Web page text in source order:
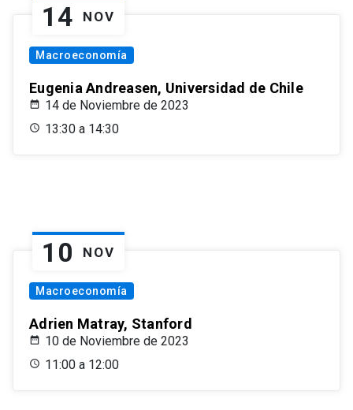
14 NOV
Macroeconomía
Eugenia Andreasen, Universidad de Chile
14 de Noviembre de 2023
13:30 a 14:30
10 NOV
Macroeconomía
Adrien Matray, Stanford
10 de Noviembre de 2023
11:00 a 12:00